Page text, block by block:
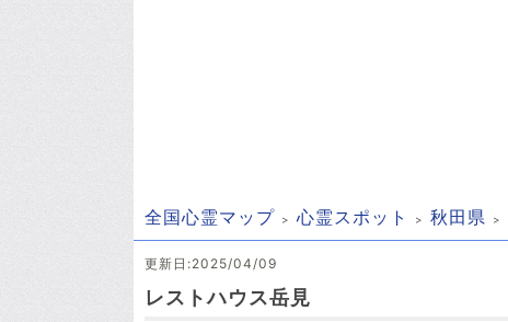
全国心霊マップ 心霊スポット 秋田県
更新日:2025/04/09
レストハウス岳見